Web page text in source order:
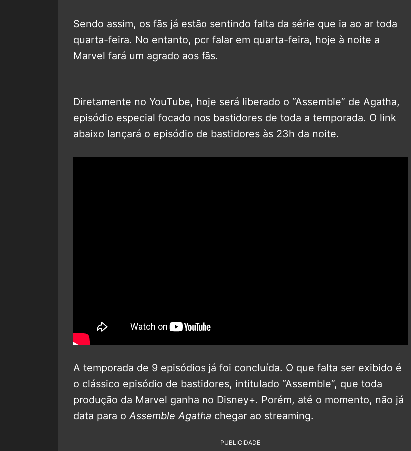
Sendo assim, os fãs já estão sentindo falta da série que ia ao ar toda
quarta-feira. No entanto, por falar em quarta-feira, hoje à noite a
Marvel fará um agrado aos fãs.
Diretamente no YouTube, hoje será liberado o “Assemble” de Agatha,
episódio especial focado nos bastidores de toda a temporada. O link
abaixo lançará o episódio de bastidores às 23h da noite.
A temporada de 9 episódios já foi concluída. O que falta ser exibido é
o clássico episódio de bastidores, intitulado “Assemble”, que toda
produção da Marvel ganha no Disney+. Porém, até o momento, não já
data para o Assemble Agatha chegar ao streaming.
PUBLICIDADE